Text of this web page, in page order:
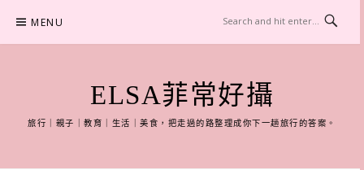
content
MENU
ELSA菲常好攝
旅行｜親子｜教育｜生活｜美食，把走過的路整理成你下一趟旅行的答案。